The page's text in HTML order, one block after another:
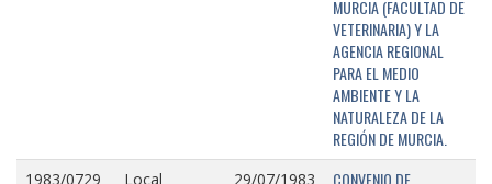
MURCIA (FACULTAD DE
VETERINARIA) Y LA
AGENCIA REGIONAL
PARA EL MEDIO
AMBIENTE Y LA
NATURALEZA DE LA
REGIÓN DE MURCIA.
1983/0729 Local 29/07/1983
CONVENIO DE